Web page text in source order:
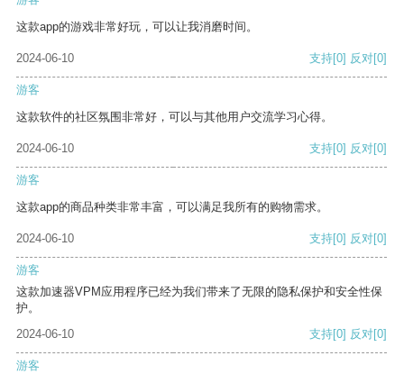
这款app的游戏非常好玩，可以让我消磨时间。
2024-06-10 支持[0] 反对[0]
游客
这款软件的社区氛围非常好，可以与其他用户交流学习心得。
2024-06-10 支持[0] 反对[0]
游客
这款app的商品种类非常丰富，可以满足我所有的购物需求。
2024-06-10 支持[0] 反对[0]
游客
这款加速器VPM应用程序已经为我们带来了无限的隐私保护和安全性保
护。
2024-06-10
支持[0] 反对[0]
游客